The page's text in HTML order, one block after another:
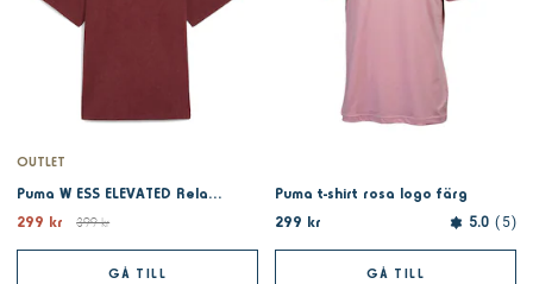
OUTLET
Puma W ESS ELEVATED Relaxed Wash Tee Ruby Shimm
299 kr
399 kr
GÅ TILL
Puma t-shirt rosa logo färg
299 kr
5.0 5
GÅ TILL